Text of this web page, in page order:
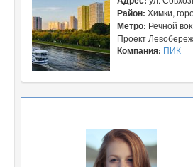
Район: Химки,
Метро: Речной
Проект
Компания: ПИК